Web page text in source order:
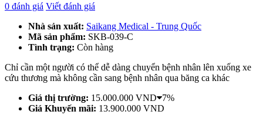
0 đánh giá Viết đánh giá
Nhà sản xuất: Saikang Medical - Trung Quốc
Mã sản phẩm: SKB-039-C
Tình trạng: Còn hàng
Chỉ cần một người có thể dễ dàng chuyển bệnh nhân lên xuống xe
cứu thương mà không cần sang bệnh nhân qua băng ca khác
Giá thị trường: 15.000.000 VND
7%
Giá Khuyến mãi: 13.900.000 VND